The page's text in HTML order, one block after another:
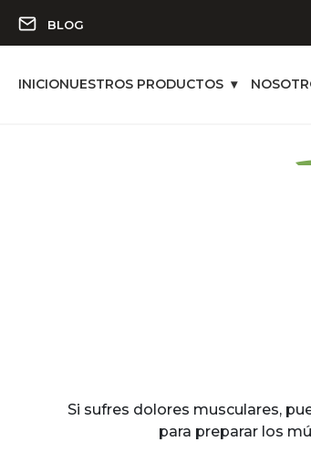
BLOG
INICIONUESTROS PRODUCTOS
Si sufres dolores musculares,
para preparar los